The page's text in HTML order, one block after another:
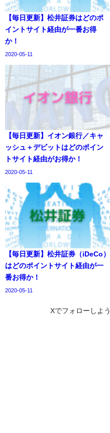
【毎日更新】松井証券はどのポ
イントサイト経由が一番お得
か！
2020-05-11
【毎日更新】イオン銀行／キャ
ッシュ＋デビットはどのポイン
トサイト経由がお得か！
2020-05-11
【毎日更新】松井証券（iDeCo）
はどのポイントサイト経由が一
番お得か！
2020-05-11
Xでフォローしよう